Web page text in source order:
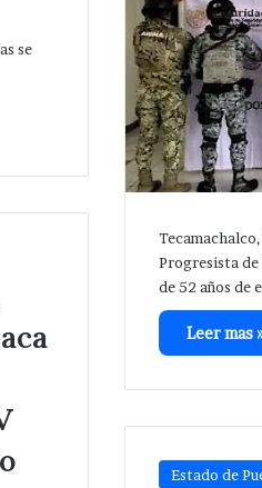
Progresista de
de 52 años de
Leer mas
se
Estado de